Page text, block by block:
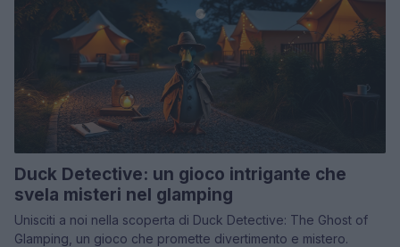
Duck Detective: un gioco intrigante che
svela misteri nel glamping
Unisciti a noi nella scoperta di Duck Detective: The Ghost of
Glamping, un gioco che promette divertimento e mistero.